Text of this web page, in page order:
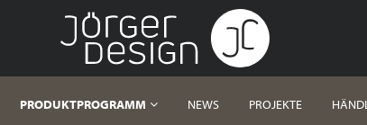
PRODUKTPROGRAMM NEWS PROJEKTE